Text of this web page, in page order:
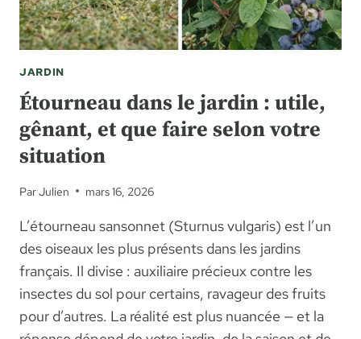
JARDIN
Étourneau dans le jardin : utile,
gênant, et que faire selon votre
situation
ParJulien mars 16, 2026
L’étourneau sansonnet (Sturnus vulgaris) est l’un
des oiseaux les plus présents dans les jardins
français. Il divise : auxiliaire précieux contre les
insectes du sol pour certains, ravageur des fruits
pour d’autres. La réalité est plus nuancée — et la